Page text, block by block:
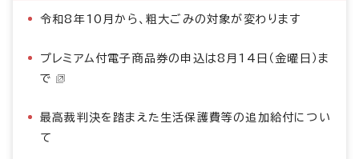
令和8年10月から、粗大ごみの対象が変わります
プレミアム付電子商品券の申込は8月14日（金曜日）ま
で
最高裁判決を踏まえた生活保護費等の追加給付につい
て